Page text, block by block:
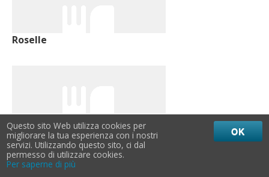
Roselle
Rowal
Questo sito Web utilizza cookies per
migliorare la tua esperienza con i nostri
servizi. Utilizzando questo sito, ci dal
permesso di utilizzare cookies.
Per saperne di più
OK